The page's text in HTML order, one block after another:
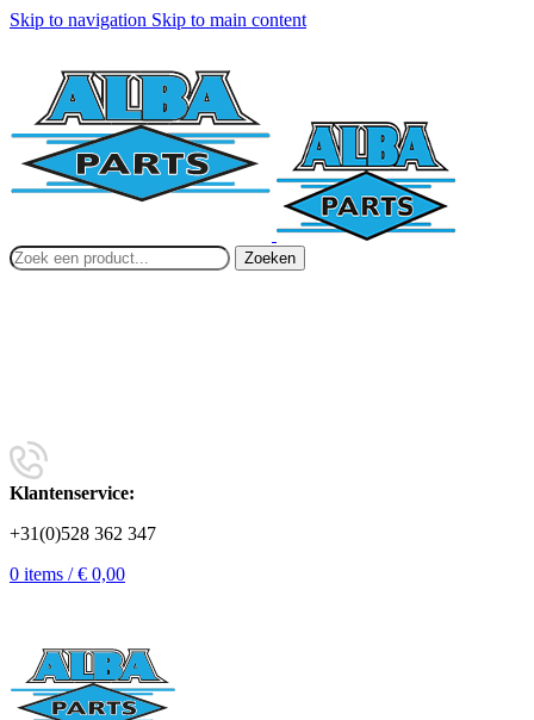
Skip to navigation Skip to main content
Zoeken
Klantenservice:
+31(0)528 362 347
0 items / € 0,00